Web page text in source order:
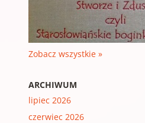
Zobacz wszystkie »
ARCHIWUM
lipiec 2026
czerwiec 2026